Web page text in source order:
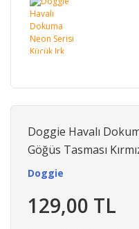
Doggie Havalı
Göğüs Tasması
Doggie
129,00 TL